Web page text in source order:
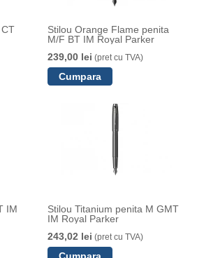
Stilou Orange Flame penita
M/F BT IM Royal Parker
239,00 lei (pret cu TVA)
IM
Stilou Titanium penita M GMT
IM Royal Parker
243,02 lei (pret cu TVA)